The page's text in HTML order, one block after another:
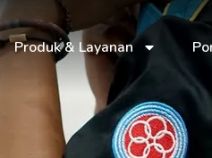
Produk & Layanan